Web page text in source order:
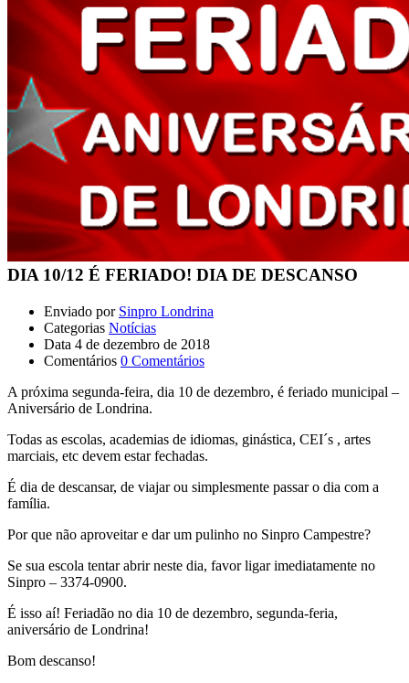
DIA 10/12 É FERIADO! DIA DE DESCANSO
Enviado por Sinpro Londrina
Categorias Notícias
Data 4 de dezembro de 2018
Comentários 0 Comentários
A próxima segunda-feira, dia 10 de dezembro, é feriado municipal –
Aniversário de Londrina.
Todas as escolas, academias de idiomas, ginástica, CEI´s , artes
marciais, etc devem estar fechadas.
É dia de descansar, de viajar ou simplesmente passar o dia com a
família.
Por que não aproveitar e dar um pulinho no Sinpro Campestre?
Se sua escola tentar abrir neste dia, favor ligar imediatamente no
Sinpro – 3374-0900.
É isso aí! Feriadão no dia 10 de dezembro, segunda-feria,
aniversário de Londrina!
Bom descanso!